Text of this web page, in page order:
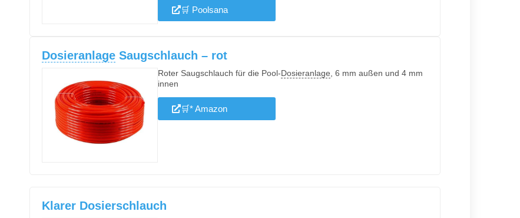
🛒 Poolsana
Dosieranlage Saugschlauch – rot
Roter Saugschlauch für die Pool-Dosieranlage , 6 mm außen und 4 mm
innen
🛒* Amazon
Klarer Dosierschlauch